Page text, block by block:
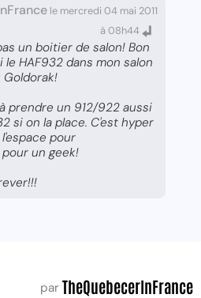
le mercredi 04 mai 2011
à 08h44
un boitier de salon! Bon
HAF932 dans mon salon
prendre un 912/922 aussi
si on la place. C'est hyper
pour
un geek!
par TheQuebecerInFrance